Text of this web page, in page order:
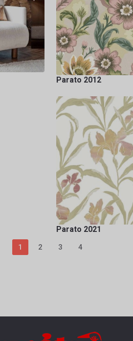
Parato 2012
Parato 2021
1 2 3 4